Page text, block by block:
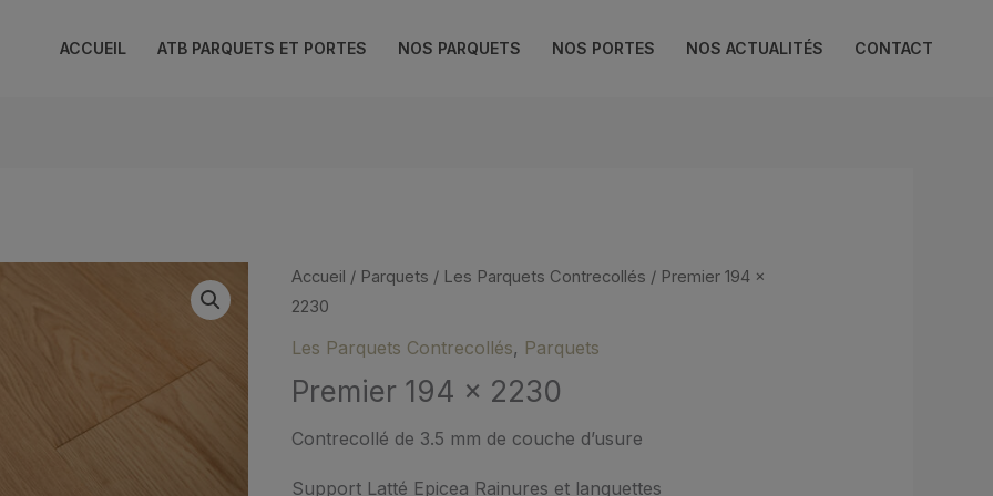
ACCUEIL ATB PARQUETS ET PORTES NOS PARQUETS NOS PORTES NOS ACTUALITÉS CONTACT
Accueil / Parquets / Les Parquets Contrecollés / Premier 194 x
2230
Les Parquets Contrecollés, Parquets
Premier 194 x 2230
Contrecollé de 3.5 mm de couche d’usure
Support Latté Epicea Rainures et languettes